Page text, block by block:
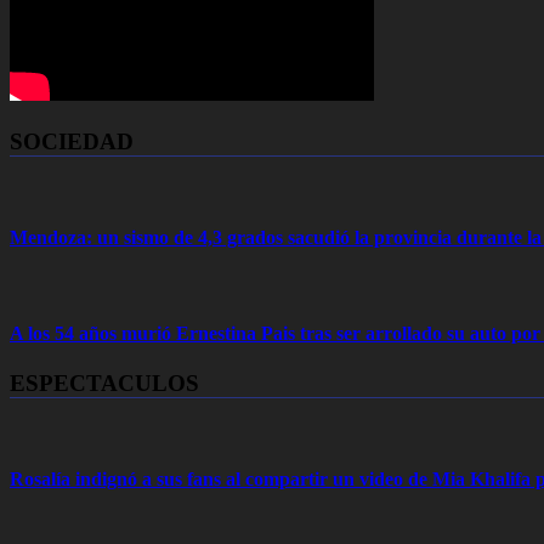
SOCIEDAD
Mendoza: un sismo de 4,3 grados sacudió la provincia durante
A los 54 años murió Ernestina Pais tras ser arrollado su auto
ESPECTACULOS
Rosalía indignó a sus fans al compartir un video de Mia Khalifa